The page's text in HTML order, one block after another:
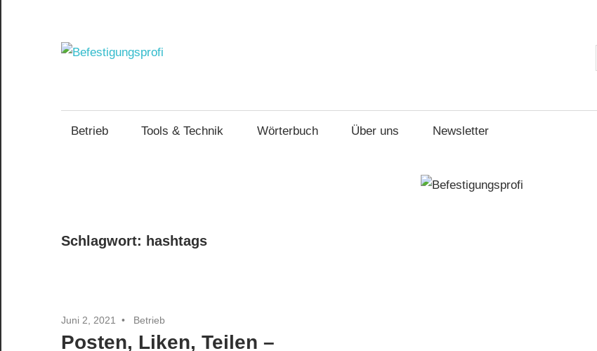
springen
und
Betriebsführung
Betrieb Tools & Technik Wörterbuch Über uns Newsletter
Schlagwort: hashtags
Juni 2, 2021 Betrieb
Posten, Liken, Teilen –